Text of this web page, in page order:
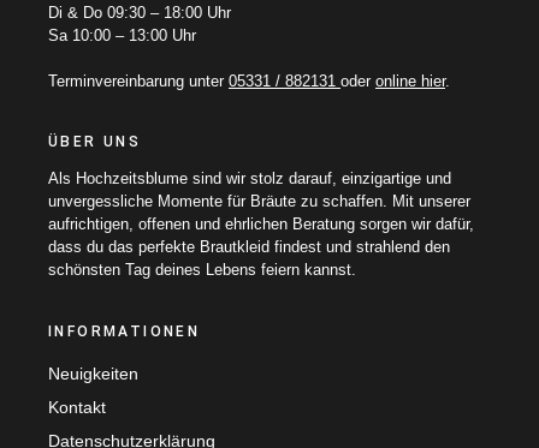
Di & Do 09:30 – 18:00 Uhr
Sa 10:00 – 13:00 Uhr
Terminvereinbarung unter 05331 / 882131 oder online hier.
ÜBER UNS
Als Hochzeitsblume sind wir stolz darauf, einzigartige und
unvergessliche Momente für Bräute zu schaffen. Mit unserer
aufrichtigen, offenen und ehrlichen Beratung sorgen wir dafür,
dass du das perfekte Brautkleid findest und strahlend den
schönsten Tag deines Lebens feiern kannst.
INFORMATIONEN
Neuigkeiten
Kontakt
Datenschutzerklärung